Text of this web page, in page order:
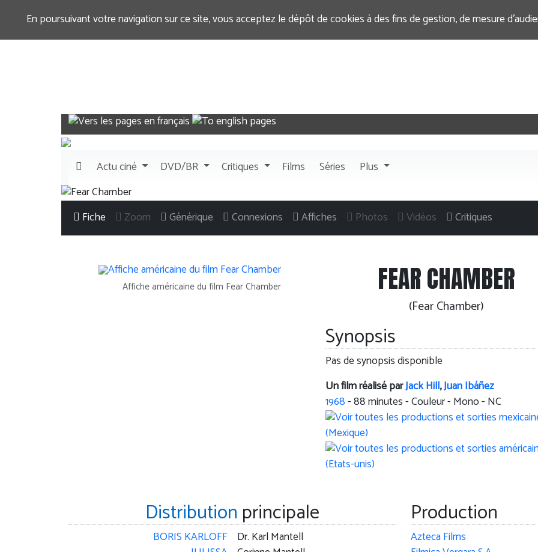
En poursuivant votre navigation sur ce site, vous acceptez le dépôt de cookies à des fins de gestion, de mesure
Actuciné DVD/BR Critiques Films Séries Plus
Fiche Zoom Générique Connexions Affiches Photos Vidéos Critiques
Affiche américaine du film Fear Chamber FEAR CHAMBER
(Fear Chamber)
Synopsis
Pas de synopsis disponible
Un film réalisé parJack Hill,Juan Ibáñez
1968-88minutes - Couleur - Mono - NC
Distribution principale
BORIS KARLOFF
Dr. Karl Mantell
Production
Azteca Films